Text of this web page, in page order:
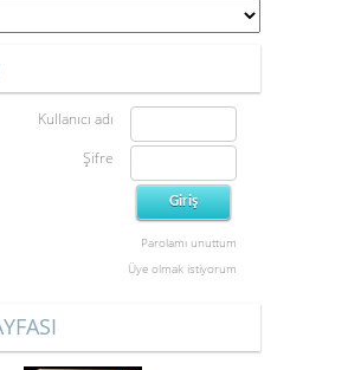
Kullanıcı adı
Şifre
Parolamı unuttum
Üye olmak istiyorum